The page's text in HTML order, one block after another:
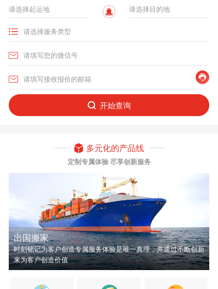
开始查询
多元化的产品线
定制专属体验 尽享创新服务
出国搬家
时刻铭记为客户创造专属服务体验是唯一真理，并通过不断创新
来为客户创造价值